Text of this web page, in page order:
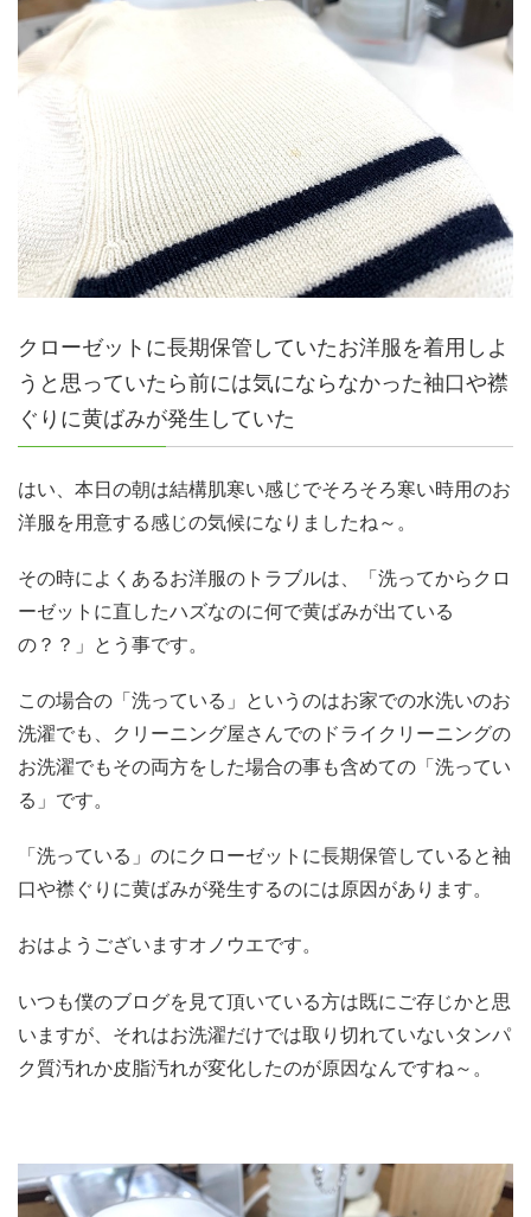
クローゼットに長期保管していたお洋服を着用しよ
うと思っていたら前には気にならなかった袖口や襟
ぐりに黄ばみが発生していた
はい、本日の朝は結構肌寒い感じでそろそろ寒い時用のお
洋服を用意する感じの気候になりましたね～。
その時によくあるお洋服のトラブルは、「洗ってからクロ
ーゼットに直したハズなのに何で黄ばみが出ている
の？？」とう事です。
この場合の「洗っている」というのはお家での水洗いのお
洗濯でも、クリーニング屋さんでのドライクリーニングの
お洗濯でもその両方をした場合の事も含めての「洗ってい
る」です。
「洗っている」のにクローゼットに長期保管していると袖
口や襟ぐりに黄ばみが発生するのには原因があります。
おはようございますオノウエです。
いつも僕のブログを見て頂いている方は既にご存じかと思
いますが、それはお洗濯だけでは取り切れていないタンパ
ク質汚れか皮脂汚れが変化したのが原因なんですね～。